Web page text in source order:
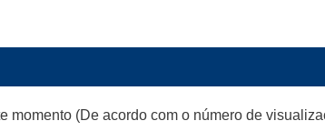
momento (De acordo com o número de